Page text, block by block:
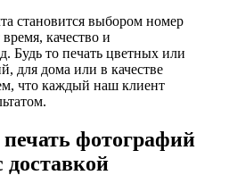
становится выбором номер
качество и
Будь то печать цветных или
для дома или в качестве
что каждый наш клиент
фотографий
доставкой